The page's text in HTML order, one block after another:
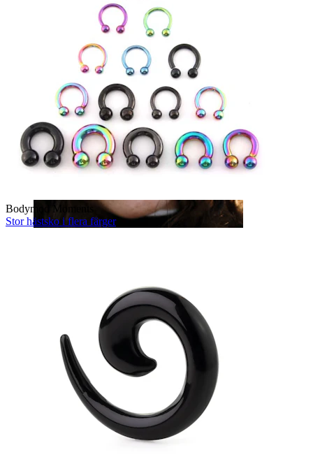
Bodymod Moments
Stor hästsko i flera färger